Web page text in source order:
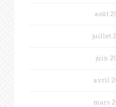
août
juillet
juin
avril
mars